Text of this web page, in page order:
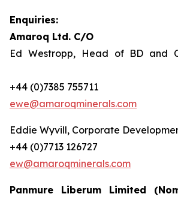
Enquiries:
Amaroq Ltd. C/O
Ed Westropp, Head of BD and
+44 (0)7385 755711
ewe@amaroqminerals.com
Eddie Wyvill, Corporate
+44 (0)7713 126727
ew@amaroqminerals.com
Panmure Liberum Limited